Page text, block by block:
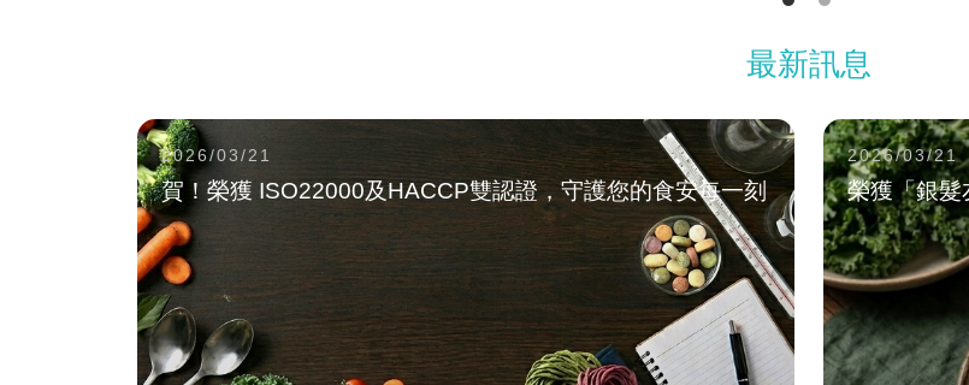
最新訊息
2026/03/21
賀！榮獲 ISO22000及HACCP雙認證，守護您的食安每一刻
2026/03/21
榮獲「銀髮